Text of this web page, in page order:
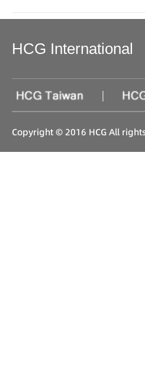
HCG International
|
Copyright © 2016 HCG All